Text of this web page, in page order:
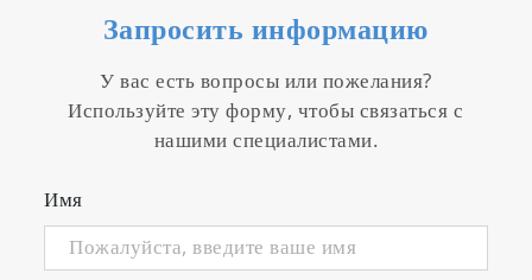
Запросить информацию
У вас есть вопросы или пожелания?
Используйте эту форму, чтобы связаться с
нашими специалистами.
Имя